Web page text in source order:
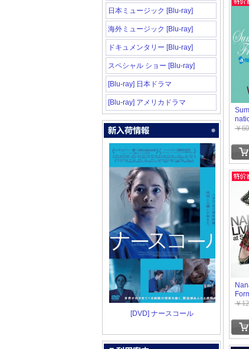
日本ミュージック [Blu-ray]
海外ミュージック [Blu-ray]
ドキュメンタリー [Blu-ray]
スペシャル ショー [Blu-ray]
[Blu-ray] 日本ドラマ
[Blu-ray] アメリカドラマ
[DVD] ナースコール
￥
￥